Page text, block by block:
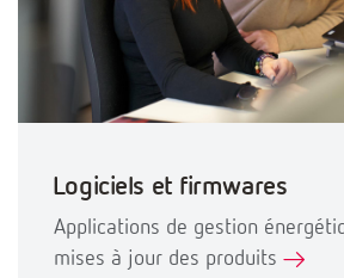
Logiciels et firmwares
Applications de gestion
mises à jour des produits